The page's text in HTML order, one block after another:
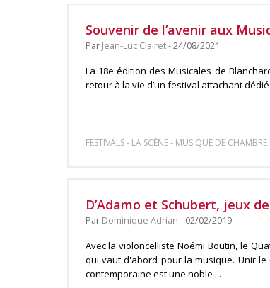
Souvenir de l’avenir aux
Par Jean-Luc Clairet- 24/08/2021
La 18e édition des Musicales de
retour à la vie d’un festival attachant
FESTIVALS- LA SCÈNE- MUSIQUE DE CHAMBRE
D’Adamo et Schubert, jeux
Par Dominique Adrian - 02/02/2019
Avec la violoncelliste Noémi Boutin, le
qui vaut d'abord pour la musique. Unir
contemporaine est une noble ...